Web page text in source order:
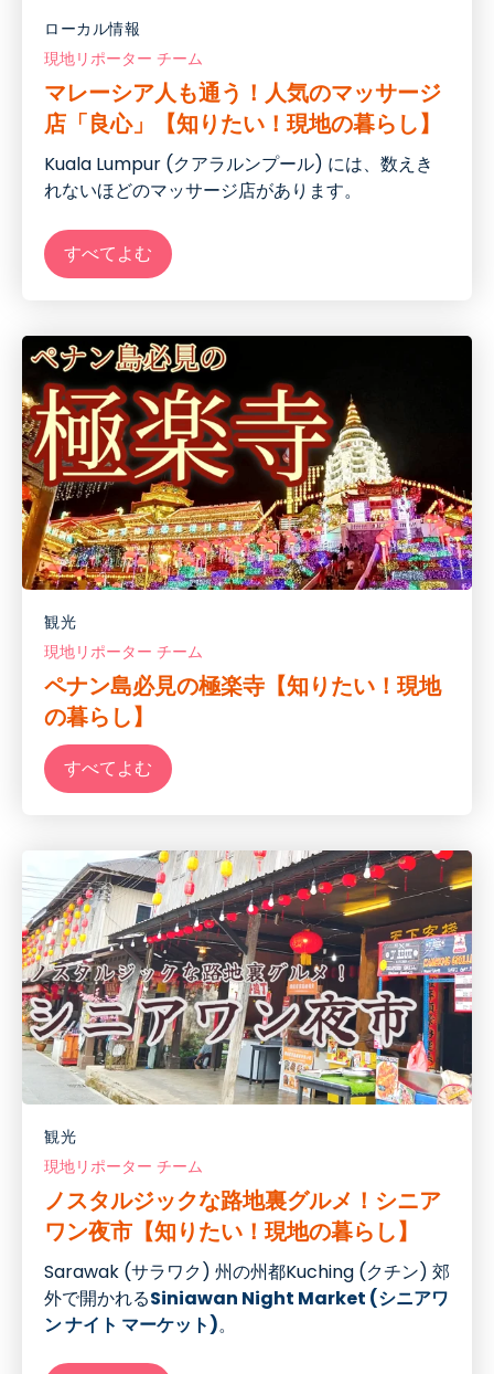
ローカル情報
現地リポーター チーム
マレーシア人も通う！人気のマッサージ
店「良心」【知りたい！現地の暮らし】
Kuala Lumpur (クアラルンプール) には、数えき
れないほどのマッサージ店があります。
すべてよむ
観光
現地リポーター チーム
ペナン島必見の極楽寺【知りたい！現地
の暮らし】
すべてよむ
観光
現地リポーター チーム
ノスタルジックな路地裏グルメ！シニア
ワン夜市【知りたい！現地の暮らし】
Sarawak (サラワク) 州の州都Kuching (クチン) 郊
外で開かれるSiniawan Night Market (シニアワ
ン ナイト マーケット)。